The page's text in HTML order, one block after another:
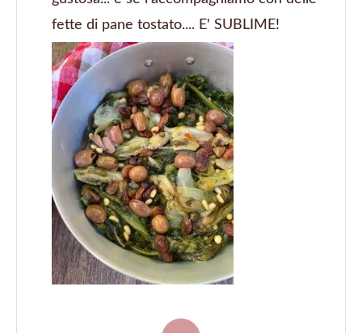
fette di pane tostato.... E' SUBLIME!